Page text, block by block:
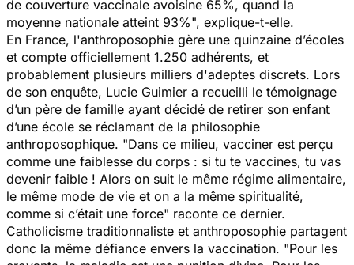
de couverture vaccinale avoisine 65%, quand la
moyenne nationale atteint 93%", explique-t-elle.
En France, l'anthroposophie gère une quinzaine d’écoles
et compte officiellement 1.250 adhérents, et
probablement plusieurs milliers d'adeptes discrets. Lors
de son enquête, Lucie Guimier a recueilli le témoignage
d’un père de famille ayant décidé de retirer son enfant
d’une école se réclamant de la philosophie
anthroposophique. "Dans ce milieu, vacciner est perçu
comme une faiblesse du corps : si tu te vaccines, tu vas
devenir faible ! Alors on suit le même régime alimentaire,
le même mode de vie et on a la même spiritualité,
comme si c’était une force" raconte ce dernier.
Catholicisme traditionnaliste et anthroposophie partagent
donc la même défiance envers la vaccination. "Pour les